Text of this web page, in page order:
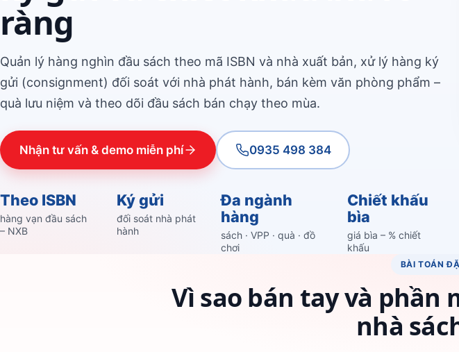
ràng
Quản lý hàng nghìn đầu sách theo mã ISBN và nhà xuất bản, xử lý hàng ký
gửi (consignment) đối soát với nhà phát hành, bán kèm văn phòng phẩm –
quà lưu niệm và theo dõi đầu sách bán chạy theo mùa.
Nhận tư vấn & demo miễn phí 0935 498 384
Theo ISBN
hàng vạn đầu sách
– NXB
Ký gửi
đối soát nhà phát
hành
Đa ngành
hàng
sách · VPP · quà · đồ
chơi
Chiết khấu
bìa
giá bìa – % chiết
khấu
BÀI TOÁN
Vì sao bán tay và phần
nhà